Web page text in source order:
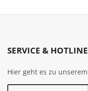
SERVICE & HOTLINE
Hier geht es zu unserem